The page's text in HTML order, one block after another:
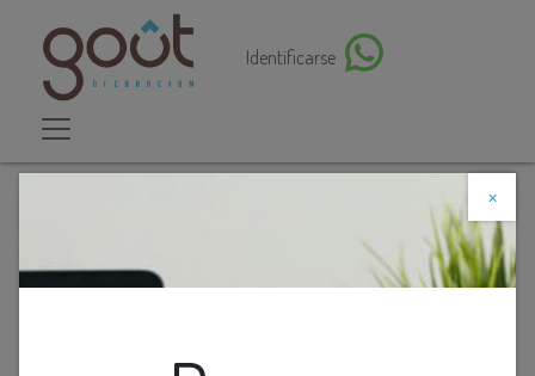
Identificarse
×
Descuento web
Lamp. Mesa Con Marmol Blanco Y Pantalla Cilindrica